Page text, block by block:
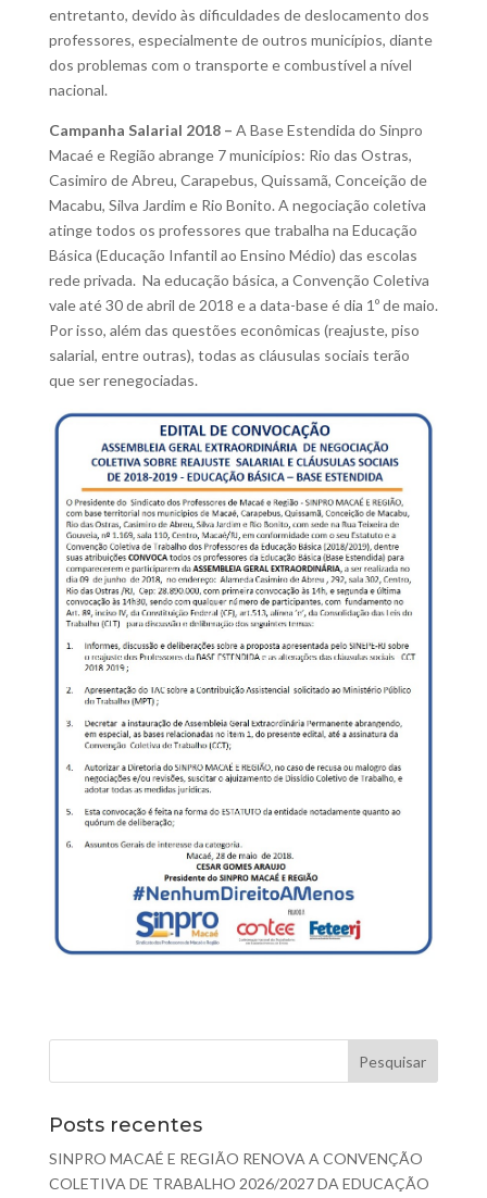
entretanto, devido às dificuldades de deslocamento dos
professores, especialmente de outros municípios, diante
dos problemas com o transporte e combustível a nível
nacional.
Campanha Salarial 2018 – A Base Estendida do Sinpro
Macaé e Região abrange 7 municípios: Rio das Ostras,
Casimiro de Abreu, Carapebus, Quissamã, Conceição de
Macabu, Silva Jardim e Rio Bonito. A negociação coletiva
atinge todos os professores que trabalha na Educação
Básica (Educação Infantil ao Ensino Médio) das escolas
rede privada. Na educação básica, a Convenção Coletiva
vale até 30 de abril de 2018 e a data-base é dia 1º de maio.
Por isso, além das questões econômicas (reajuste, piso
salarial, entre outras), todas as cláusulas sociais terão
que ser renegociadas.
Posts recentes
SINPRO MACAÉ E REGIÃO RENOVA A CONVENÇÃO
COLETIVA DE TRABALHO 2026/2027 DA EDUCAÇÃO